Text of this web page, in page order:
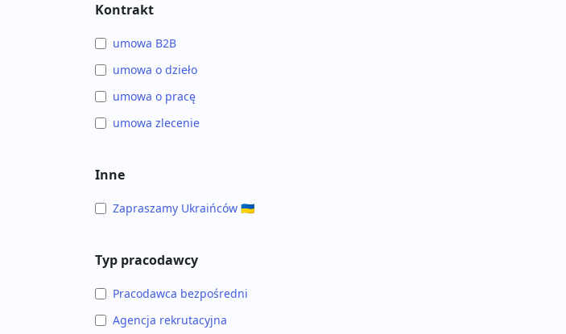
Kontrakt
umowa B2B
umowa o dzieło
umowa o pracę
umowa zlecenie
Inne
Zapraszamy Ukraińców 🇺🇦
Typ pracodawcy
Pracodawca bezpośredni
Agencja rekrutacyjna